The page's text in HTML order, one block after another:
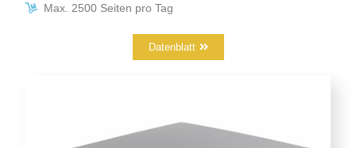
Max. 2500 Seiten pro Tag
Datenblatt